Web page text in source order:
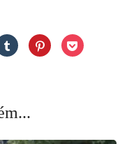
Click
to
share
window)
Click
to
share
Click
to